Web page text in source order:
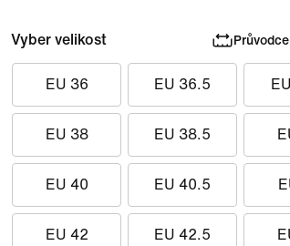
Vyber velikost
EU 36 EU 36.5
EU 38 EU 38.5
EU 40 EU 40.5
EU 42 EU 42.5